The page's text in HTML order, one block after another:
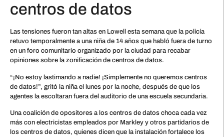
centros de datos
Las tensiones fueron tan altas en Lowell esta semana que la policía
retuvo temporalmente a una niña de 14 años que habló fuera de turno
en un foro comunitario organizado por la ciudad para recabar
opiniones sobre la zonificación de centros de datos.
“¡No estoy lastimando a nadie! ¡Simplemente no queremos centros
de datos!”, gritó la niña el lunes por la noche, después de que los
agentes la escoltaran fuera del auditorio de una escuela secundaria.
Una coalición de opositores a los centros de datos choca cada vez
más con electricistas empleados por Markley y otros partidarios de
los centros de datos, quienes dicen que la instalación fortalece los